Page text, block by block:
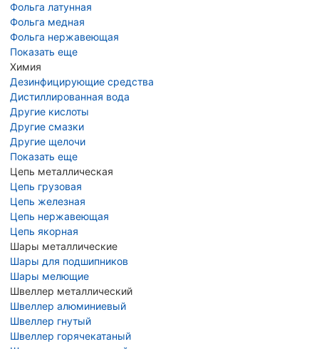
Фольга латунная
Фольга медная
Фольга нержавеющая
Показать еще
Химия
Дезинфицирующие средства
Дистиллированная вода
Другие кислоты
Другие смазки
Другие щелочи
Показать еще
Цепь металлическая
Цепь грузовая
Цепь железная
Цепь нержавеющая
Цепь якорная
Шары металлические
Шары для подшипников
Шары мелющие
Швеллер металлический
Швеллер алюминиевый
Швеллер гнутый
Швеллер горячекатаный